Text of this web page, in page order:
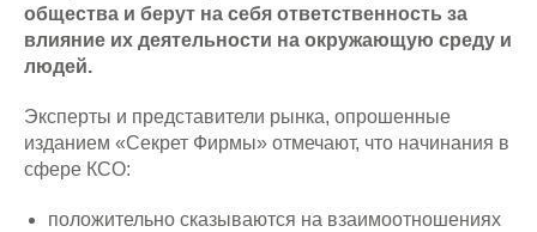
общества и берут на себя ответственность за
влияние их деятельности на окружающую среду и
людей.
Эксперты и представители рынка, опрошенные
изданием «Секрет Фирмы» отмечают, что начинания в
сфере КСО:
положительно сказываются на взаимоотношениях